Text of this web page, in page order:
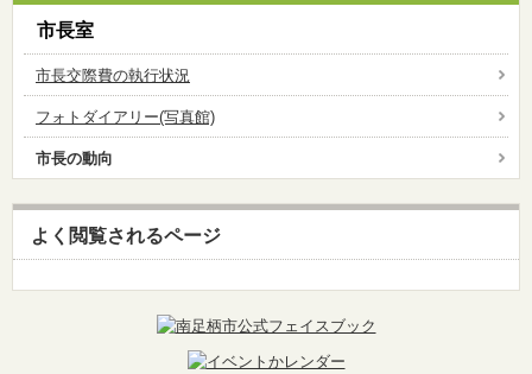
市長室
市長交際費の執行状況
フォトダイアリー(写真館)
市長の動向
よく閲覧されるページ